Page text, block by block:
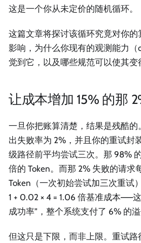
这是一个你从未定价的随机循环。
这篇文章将探讨该循环究竟对你的
影响，为什么你现有的观测能力（
觉到它，以及哪些规范可以使其变
让成本增加 15% 的那
一旦你把账算清楚，结果是残酷
出失败率为 2%，并且你的重试封
级路径前平均尝试三次。那 98%
倍的 Token。而那 2% 失败的请求
Token（一次初始尝试加三次重试
1 + 0.02 × 4 = 1.06 倍基准成本——
成功率”，整个系统支付了 6% 的溢
但这只是下限，而非上限。重试路